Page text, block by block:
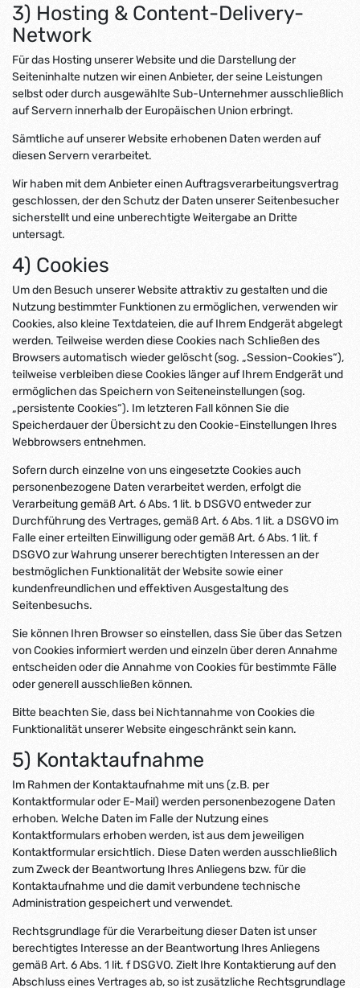
3) Hosting & Content-Delivery-
Network
Für das Hosting unserer Website und die Darstellung der
Seiteninhalte nutzen wir einen Anbieter, der seine Leistungen
selbst oder durch ausgewählte Sub-Unternehmer ausschließlich
auf Servern innerhalb der Europäischen Union erbringt.
Sämtliche auf unserer Website erhobenen Daten werden auf
diesen Servern verarbeitet.
Wir haben mit dem Anbieter einen Auftragsverarbeitungsvertrag
geschlossen, der den Schutz der Daten unserer Seitenbesucher
sicherstellt und eine unberechtigte Weitergabe an Dritte
untersagt.
4) Cookies
Um den Besuch unserer Website attraktiv zu gestalten und die
Nutzung bestimmter Funktionen zu ermöglichen, verwenden wir
Cookies, also kleine Textdateien, die auf Ihrem Endgerät abgelegt
werden. Teilweise werden diese Cookies nach Schließen des
Browsers automatisch wieder gelöscht (sog. „Session-Cookies“),
teilweise verbleiben diese Cookies länger auf Ihrem Endgerät und
ermöglichen das Speichern von Seiteneinstellungen (sog.
„persistente Cookies“). Im letzteren Fall können Sie die
Speicherdauer der Übersicht zu den Cookie-Einstellungen Ihres
Webbrowsers entnehmen.
Sofern durch einzelne von uns eingesetzte Cookies auch
personenbezogene Daten verarbeitet werden, erfolgt die
Verarbeitung gemäß Art. 6 Abs. 1 lit. b DSGVO entweder zur
Durchführung des Vertrages, gemäß Art. 6 Abs. 1 lit. a DSGVO im
Falle einer erteilten Einwilligung oder gemäß Art. 6 Abs. 1 lit. f
DSGVO zur Wahrung unserer berechtigten Interessen an der
bestmöglichen Funktionalität der Website sowie einer
kundenfreundlichen und effektiven Ausgestaltung des
Seitenbesuchs.
Sie können Ihren Browser so einstellen, dass Sie über das Setzen
von Cookies informiert werden und einzeln über deren Annahme
entscheiden oder die Annahme von Cookies für bestimmte Fälle
oder generell ausschließen können.
Bitte beachten Sie, dass bei Nichtannahme von Cookies die
Funktionalität unserer Website eingeschränkt sein kann.
5) Kontaktaufnahme
Im Rahmen der Kontaktaufnahme mit uns (z.B. per
Kontaktformular oder E-Mail) werden personenbezogene Daten
erhoben. Welche Daten im Falle der Nutzung eines
Kontaktformulars erhoben werden, ist aus dem jeweiligen
Kontaktformular ersichtlich. Diese Daten werden ausschließlich
zum Zweck der Beantwortung Ihres Anliegens bzw. für die
Kontaktaufnahme und die damit verbundene technische
Administration gespeichert und verwendet.
Rechtsgrundlage für die Verarbeitung dieser Daten ist unser
berechtigtes Interesse an der Beantwortung Ihres Anliegens
gemäß Art. 6 Abs. 1 lit. f DSGVO. Zielt Ihre Kontaktierung auf den
Abschluss eines Vertrages ab, so ist zusätzliche Rechtsgrundlage